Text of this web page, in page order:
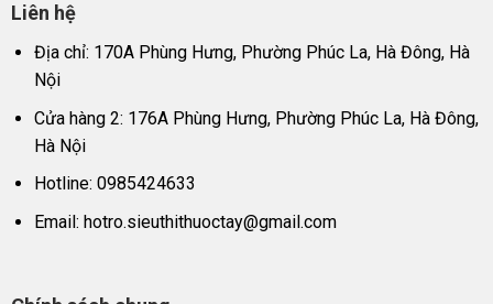
Liên hệ
Địa chỉ: 170A Phùng Hưng, Phường Phúc La, Hà Đông, Hà
Nội
Cửa hàng 2: 176A Phùng Hưng, Phường Phúc La, Hà Đông,
Hà Nội
Hotline: 0985424633
Email: hotro.sieuthithuoctay@gmail.com